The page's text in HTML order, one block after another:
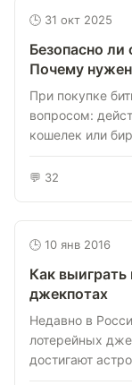
🕒 31 окт 2025
Безопасно ли
Почему
При покупке
вопросом:
кошелек или
💬 32
🕒 10 янв 2016
Как
джекпотах
Недавно в
лотерейных
достигают